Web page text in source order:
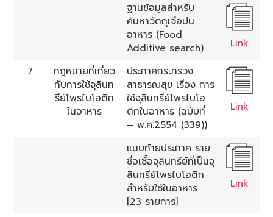
ฐานข้อมูลสำหรับ
ค้นหาวัตถุเจือปน
อาหาร (Food
Additive search)
Link
7
กฎหมายที่เกี่ยว
กับการใช้จุลินท
รีย์โพรไบโอติก
ในอาหาร
ประกาศกระทรวง
สาธารณสุข เรื่อง การ
ใช้จุลินทรีย์โพรไบโอ
ติกในอาหาร (ฉบับที่
– พ.ศ.2554 (339))
Link
แนบท้ายประกาศ ราย
ชื่อเชื้อจุลินทรีย์ที่เป็นจุ
ลินทรีย์โพรไบโอติก
สำหรับใช้ในอาหาร
[23 รายการ]
Link